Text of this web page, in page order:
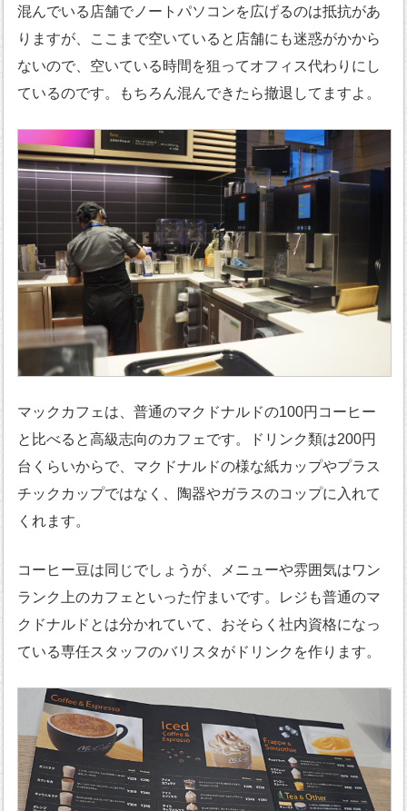
混んでいる店舗でノートパソコンを広げるのは抵抗があ
りますが、ここまで空いていると店舗にも迷惑がかから
ないので、空いている時間を狙ってオフィス代わりにし
ているのです。もちろん混んできたら撤退してますよ。
マックカフェは、普通のマクドナルドの100円コーヒー
と比べると高級志向のカフェです。ドリンク類は200円
台くらいからで、マクドナルドの様な紙カップやプラス
チックカップではなく、陶器やガラスのコップに入れて
くれます。
コーヒー豆は同じでしょうが、メニューや雰囲気はワン
ランク上のカフェといった佇まいです。レジも普通のマ
クドナルドとは分かれていて、おそらく社内資格になっ
ている専任スタッフのバリスタがドリンクを作ります。